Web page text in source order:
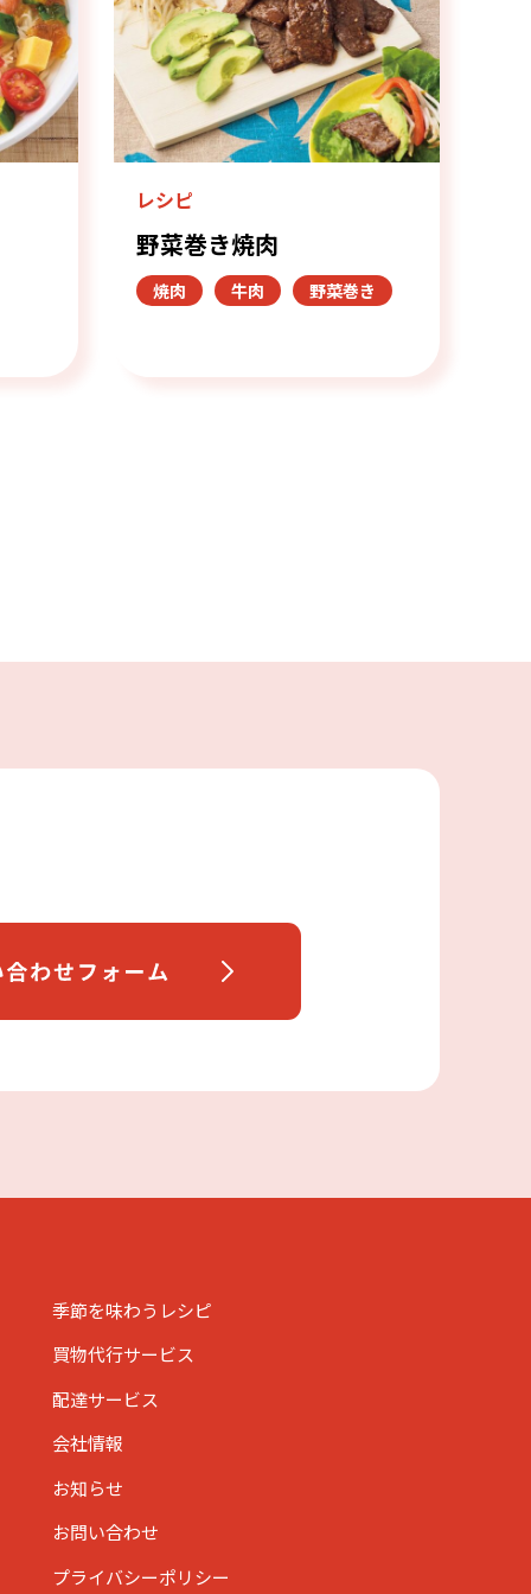
レシピ
野菜巻き焼肉
焼肉 牛肉 野菜巻き
季節を味わうレシピ
買物代行サービス
配達サービス
会社情報
お知らせ
お問い合わせ
プライバシーポリシー